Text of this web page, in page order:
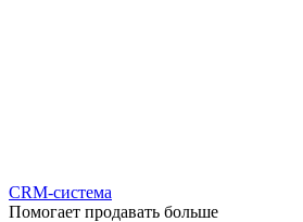
CRM-система
Помогает продавать больше